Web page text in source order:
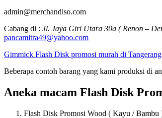
admin@merchandiso.com
Cabang di : Jl. Jaya Giri Utara 30a ( Renon –
pancamitra49@yahoo.com
Gimmick Flash Disk promosi murah di Tangerang
Beberapa contoh barang yang kami produksi di
Aneka macam Flash Disk
Flash Disk Promosi Wood ( Kayu / Bambu